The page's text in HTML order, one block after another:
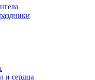
и сердца